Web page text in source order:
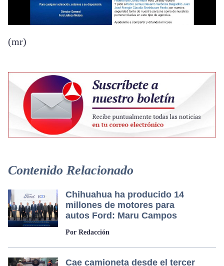
(mr)
Contenido Relacionado
Chihuahua ha producido 14
millones de motores para
autos Ford: Maru Campos
Por Redacción
Cae camioneta desde el tercer